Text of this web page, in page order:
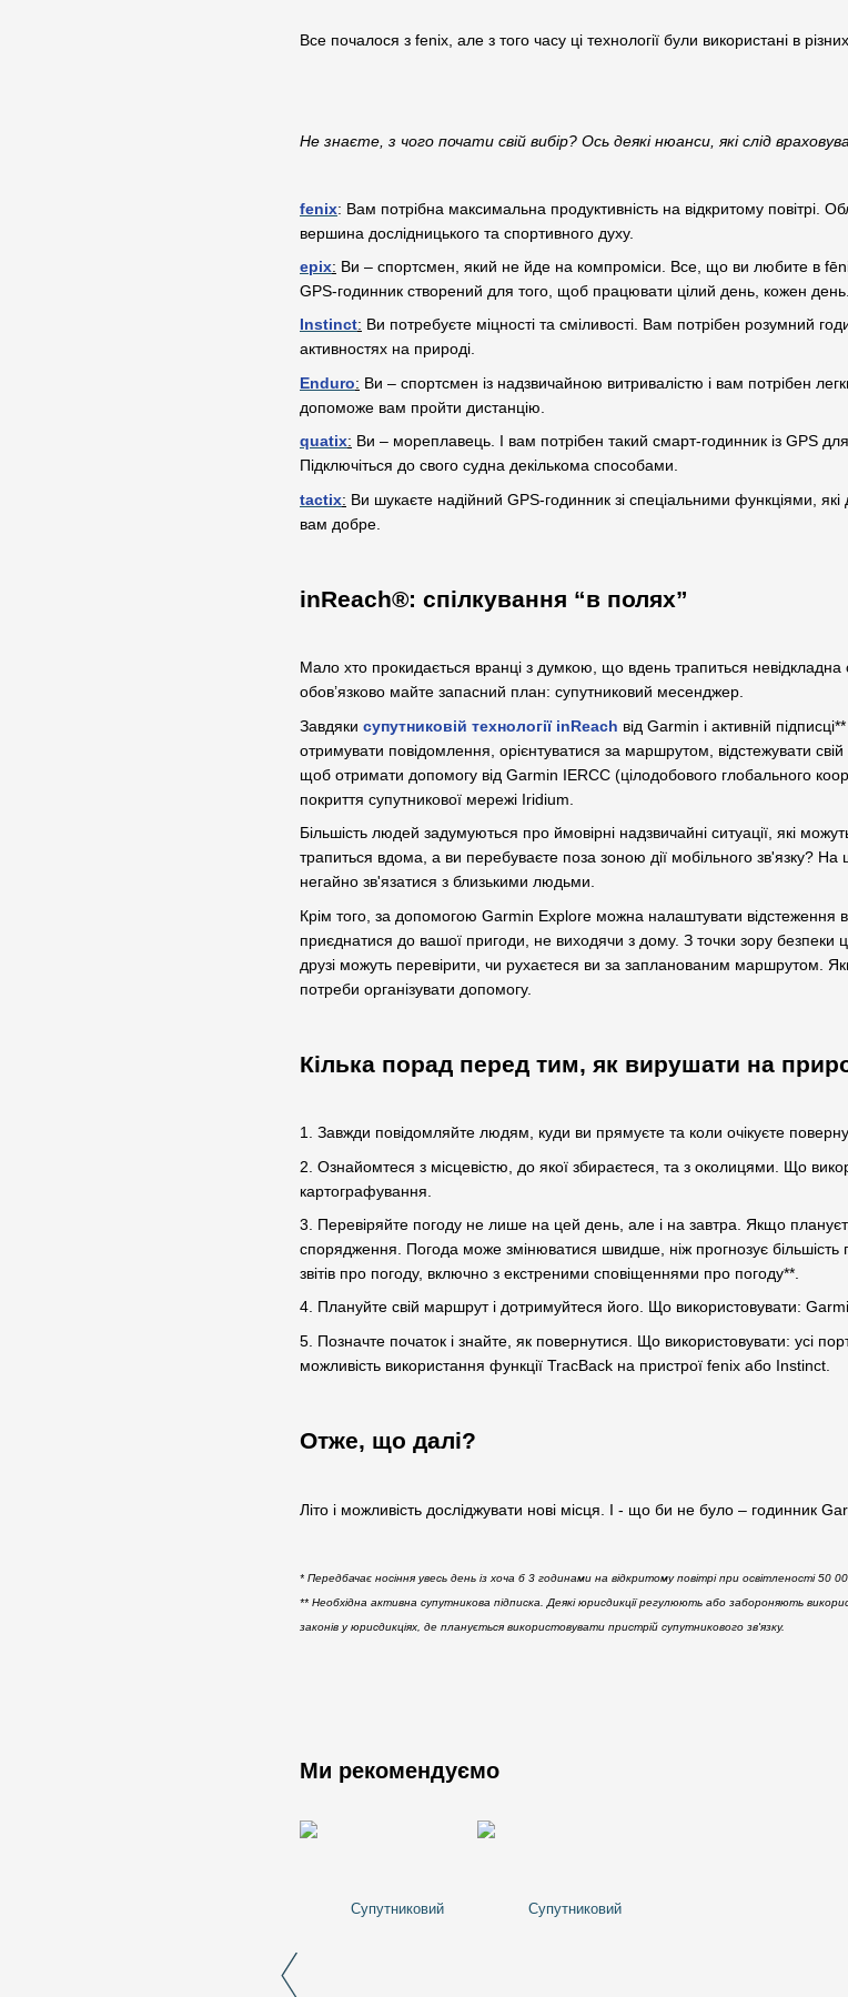
Все почалося з fenix, але з того часу ці технології були використані в
Не знаєте, з чого почати свій вибір? Ось деякі нюанси, які слід
fenix: Вам потрібна максимальна продуктивність на відкритому повітрі.
вершина дослідницького та спортивного духу.
epix: Ви – спортсмен, який не йде на компроміси. Все, що ви любите в
GPS-годинник створений для того, щоб працювати цілий день, кожен день.
Instinct: Ви потребуєте міцності та сміливості. Вам потрібен розумний
активностях на природі.
Enduro: Ви – спортсмен із надзвичайною витривалістю і вам потрібен
допоможе вам пройти дистанцію.
quatix: Ви – мореплавець. І вам потрібен такий смарт-годинник із GPS
Підключіться до свого судна декількома способами.
tactix: Ви шукаєте надійний GPS-годинник зі спеціальними функціями,
вам добре.
inReach®: спілкування “в полях”
Мало хто прокидається вранці з думкою, що вдень трапиться
обов’язково майте запасний план: супутниковий месенджер.
Завдяки супутниковій технології inReach від Garmin і активній
отримувати повідомлення, орієнтуватися за маршрутом, відстежувати
щоб отримати допомогу від Garmin IERCC (цілодобового глобального
покриття супутникової мережі Iridium.
Більшість людей задумуються про ймовірні надзвичайні ситуації, які
трапиться вдома, а ви перебуваєте поза зоною дії мобільного зв'язку? На
негайно зв'язатися з близькими людьми.
Крім того, за допомогою Garmin Explore можна налаштувати відстеження
приєднатися до вашої пригоди, не виходячи з дому. З точки зору
друзі можуть перевірити, чи рухаєтеся ви за запланованим маршрутом.
потреби організувати допомогу.
Кілька порад перед тим, як вирушати на
1. Завжди повідомляйте людям, куди ви прямуєте та коли очікуєте
2. Ознайомтеся з місцевістю, до якої збираєтеся, та з околицями. Що
картографування.
3. Перевіряйте погоду не лише на цей день, але і на завтра. Якщо
спорядження. Погода може змінюватися швидше, ніж прогнозує
звітів про погоду, включно з екстреними сповіщеннями про погоду**.
4. Плануйте свій маршрут і дотримуйтеся його. Що використовувати:
5. Позначте початок і знайте, як повернутися. Що використовувати: усі
можливість використання функції TracBack на пристрої fenix або Instinct.
Отже, що далі?
Літо і можливість досліджувати нові місця. І - що би не було – годинник
* Передбачає носіння увесь день із хоча б 3 годинами на відкритому повітрі при освітленості 50
** Необхідна активна супутникова підписка. Деякі юрисдикції регулюють або забороняють
законів у юрисдикціях, де планується використовувати пристрій супутникового зв'язку.
Ми рекомендуємо